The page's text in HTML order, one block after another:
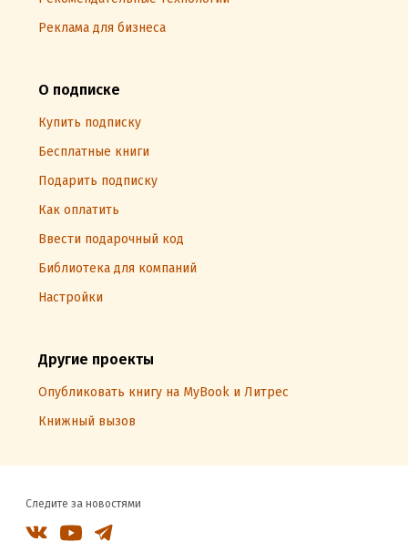
Реклама для бизнеса
О подписке
Купить подписку
Бесплатные книги
Подарить подписку
Как оплатить
Ввести подарочный код
Библиотека для компаний
Настройки
Другие проекты
Опубликовать книгу на MyBook и Литрес
Книжный вызов
Следите за новостями